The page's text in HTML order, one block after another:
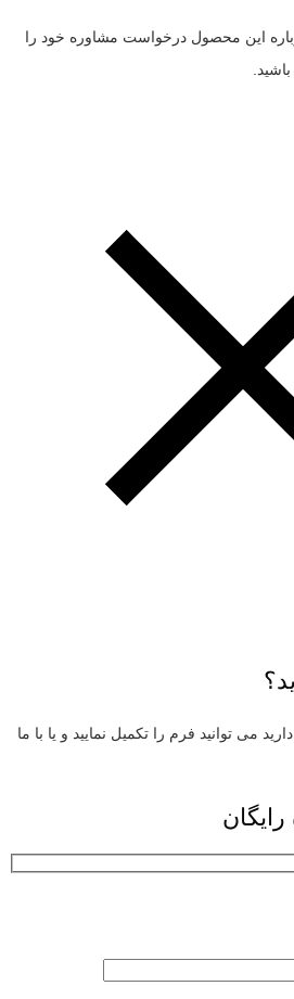
این محصول درخواست مشاوره خود را
می توانید فرم را تکمیل نمایید و یا با ما